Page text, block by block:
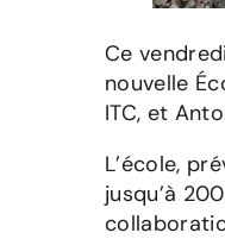
Ce
nouvelle
ITC, et
L’école,
jusqu’à